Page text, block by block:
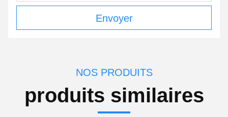
Envoyer
NOS PRODUITS
produits similaires